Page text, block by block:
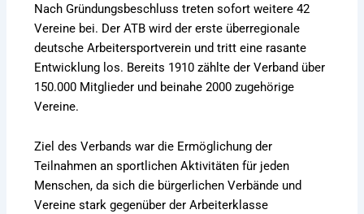
Nach Gründungsbeschluss treten sofort weitere 42
Vereine bei. Der ATB wird der erste überregionale
deutsche Arbeitersportverein und tritt eine rasante
Entwicklung los. Bereits 1910 zählte der Verband über
150.000 Mitglieder und beinahe 2000 zugehörige
Vereine.
Ziel des Verbands war die Ermöglichung der
Teilnahmen an sportlichen Aktivitäten für jeden
Menschen, da sich die bürgerlichen Verbände und
Vereine stark gegenüber der Arbeiterklasse